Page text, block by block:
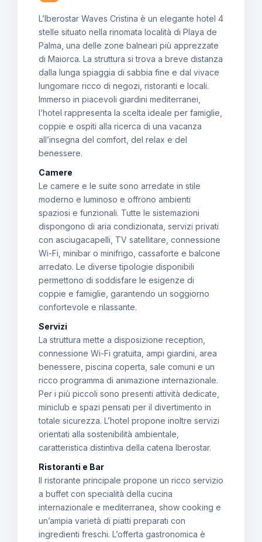
L’Iberostar Waves Cristina è un elegante hotel 4
stelle situato nella rinomata località di Playa de
Palma, una delle zone balneari più apprezzate
di Maiorca. La struttura si trova a breve distanza
dalla lunga spiaggia di sabbia fine e dal vivace
lungomare ricco di negozi, ristoranti e locali.
Immerso in piacevoli giardini mediterranei,
l’hotel rappresenta la scelta ideale per famiglie,
coppie e ospiti alla ricerca di una vacanza
all’insegna del comfort, del relax e del
benessere.
Camere
Le camere e le suite sono arredate in stile
moderno e luminoso e offrono ambienti
spaziosi e funzionali. Tutte le sistemazioni
dispongono di aria condizionata, servizi privati
con asciugacapelli, TV satellitare, connessione
Wi-Fi, minibar o minifrigo, cassaforte e balcone
arredato. Le diverse tipologie disponibili
permettono di soddisfare le esigenze di
coppie e famiglie, garantendo un soggiorno
confortevole e rilassante.
Servizi
La struttura mette a disposizione reception,
connessione Wi-Fi gratuita, ampi giardini, area
benessere, piscina coperta, sale comuni e un
ricco programma di animazione internazionale.
Per i più piccoli sono presenti attività dedicate,
miniclub e spazi pensati per il divertimento in
totale sicurezza. L’hotel propone inoltre servizi
orientati alla sostenibilità ambientale,
caratteristica distintiva della catena Iberostar.
Ristoranti e Bar
Il ristorante principale propone un ricco servizio
a buffet con specialità della cucina
internazionale e mediterranea, show cooking e
un’ampia varietà di piatti preparati con
ingredienti freschi. L’offerta gastronomica è